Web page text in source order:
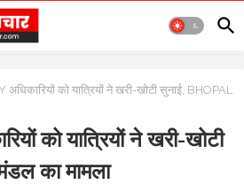
अधिकारियों को यात्रियों ने खरी-खोटी सुनाई, BHOPAL
को यात्रियों ने खरी-खोटी
का मामला